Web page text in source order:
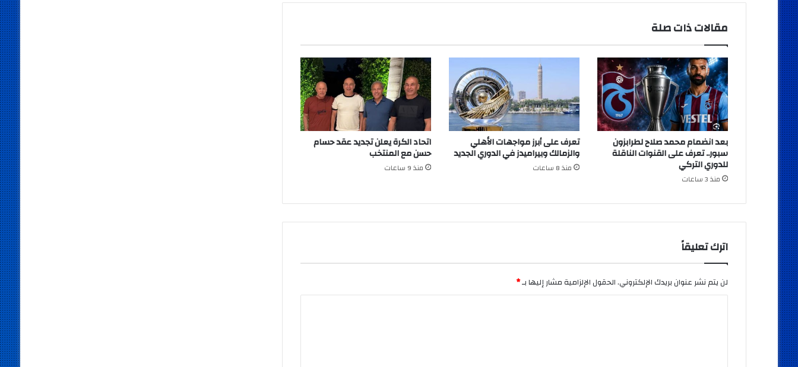
مقالات ذات صلة
بعد انضمام محمد صلاح لطرابزون
سبور.. تعرف على القنوات الناقلة
للدوري التركي
منذ 3 ساعات
تعرف على أبرز مواجهات الأهلي
والزمالك وبيراميدز في الدوري الجديد
منذ 8 ساعات
اتحاد الكرة يعلن تجديد عقد حسام
حسن مع المنتخب
منذ 9 ساعات
اترك تعليقاً
لن يتم نشر عنوان بريدك الإلكتروني.الحقول الإلزامية مشار إليها بـ*